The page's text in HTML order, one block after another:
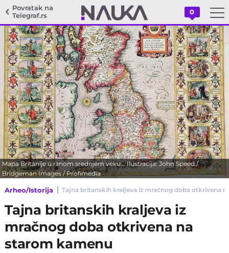
Povratak na
Telegraf.rs
0
Mapa Britanije u ranom srednjem veku... Ilustracija: John Speed /
Bridgeman Images / Profimedia
Arheo/Istorija Tajna britanskih kraljeva iz mračnog doba otkrivena
Tajna britanskih kraljeva iz
mračnog doba otkrivena na
starom kamenu